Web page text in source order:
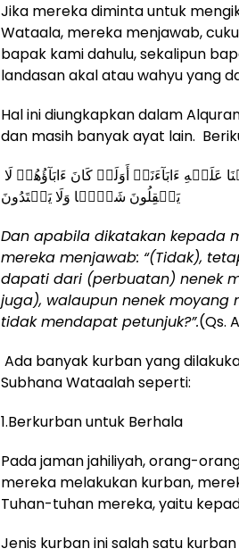
Jika mereka diminta untuk
Wataala, mereka menjawab,
bapak kami dahulu, sekalipun
landasan akal atau wahyu yang
Hal ini diungkapkan dalam
dan masih banyak ayat lain.
يَعۡقِلُونَ شَيۡ‍ٔٗا وَلَا يَهۡتَدُونَ
Dan apabila dikatakan kepada
mereka menjawab: “(Tidak),
dapati dari (perbuatan) nenek
juga), walaupun nenek
tidak mendapat petunjuk?”.(Qs.
Ada banyak kurban yang
Subhana Wataalah seperti:
1.Berkurban untuk Berhala
Pada jaman jahiliyah, orang-
mereka melakukan kurban,
Tuhan-tuhan mereka, yaitu
Jenis kurban ini salah satu